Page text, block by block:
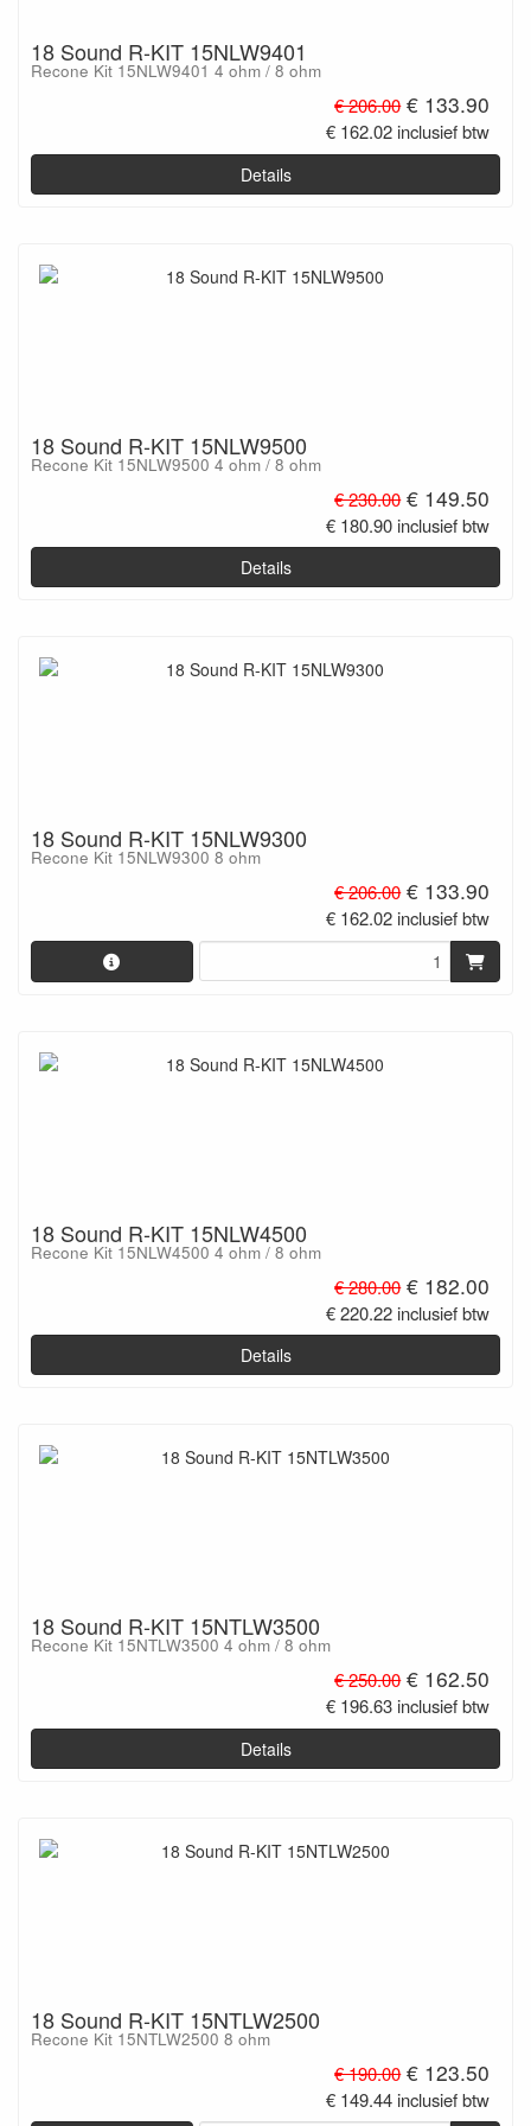
18 Sound R-KIT 15NLW9401
Recone Kit 15NLW9401 4 ohm / 8 ohm
€ 206.00 € 133.90
€ 162.02 inclusief btw
Details
18 Sound R-KIT 15NLW9500
Recone Kit 15NLW9500 4 ohm / 8 ohm
€ 230.00 € 149.50
€ 180.90 inclusief btw
Details
18 Sound R-KIT 15NLW9300
Recone Kit 15NLW9300 8 ohm
€ 206.00 € 133.90
€ 162.02 inclusief btw
18 Sound R-KIT 15NLW4500
Recone Kit 15NLW4500 4 ohm / 8 ohm
€ 280.00 € 182.00
€ 220.22 inclusief btw
Details
18 Sound R-KIT 15NTLW3500
Recone Kit 15NTLW3500 4 ohm / 8 ohm
€ 250.00 € 162.50
€ 196.63 inclusief btw
Details
18 Sound R-KIT 15NTLW2500
Recone Kit 15NTLW2500 8 ohm
€ 190.00 € 123.50
€ 149.44 inclusief btw